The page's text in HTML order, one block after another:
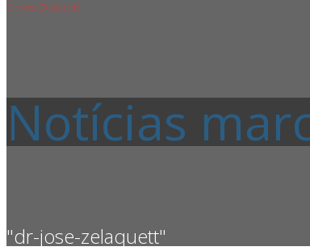
Dr Jose Zelaquett
Notícias
"dr-jose-zelaquett"